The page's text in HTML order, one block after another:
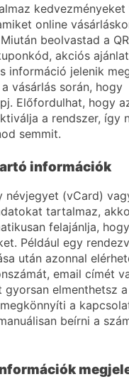
kedvezményeket
online
beolvastad a
akciós
információ jelenik
vásárlás során, hogy
Előfordulhat, hogy
a rendszer, így
semmit.
információk
névjegyet (vCard)
tartalmaz,
felajánlja,
Például egy
után azonnal
email címét
elmenthetsz a
a
beírni a